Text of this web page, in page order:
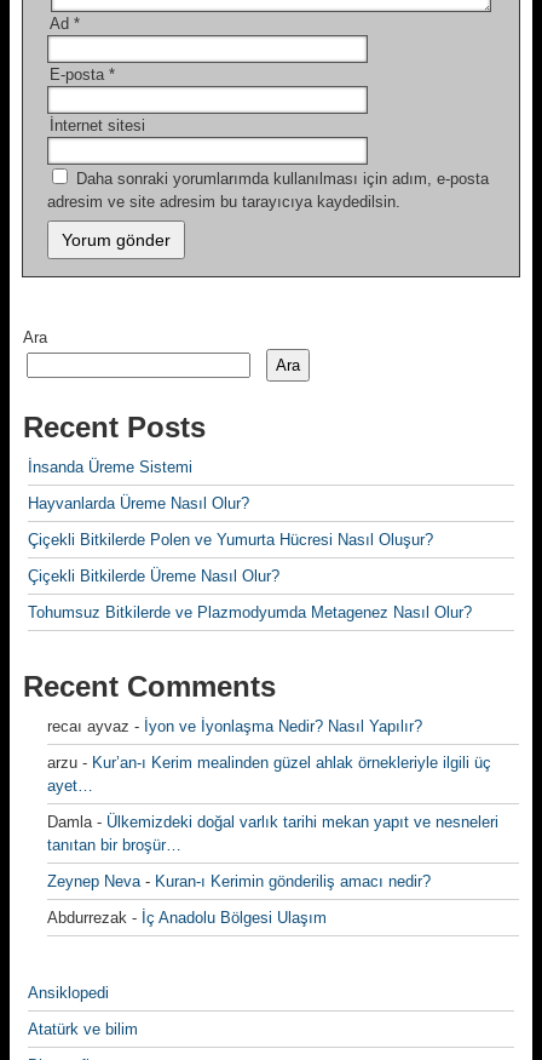
Ad *
E-posta *
İnternet sitesi
Daha sonraki yorumlarımda kullanılması için adım, e-posta
adresim ve site adresim bu tarayıcıya kaydedilsin.
Ara
Ara
Recent Posts
İnsanda Üreme Sistemi
Hayvanlarda Üreme Nasıl Olur?
Çiçekli Bitkilerde Polen ve Yumurta Hücresi Nasıl Oluşur?
Çiçekli Bitkilerde Üreme Nasıl Olur?
Tohumsuz Bitkilerde ve Plazmodyumda Metagenez Nasıl Olur?
Recent Comments
recaı ayvaz - İyon ve İyonlaşma Nedir? Nasıl Yapılır?
arzu - Kur’an-ı Kerim mealinden güzel ahlak örnekleriyle ilgili üç
ayet…
Damla- Ülkemizdeki doğal varlık tarihi mekan yapıt ve nesneleri
tanıtan bir broşür…
Zeynep Neva- Kuran-ı Kerimin gönderiliş amacı nedir?
Abdurrezak - İç Anadolu Bölgesi Ulaşım
Ansiklopedi
Atatürk ve bilim